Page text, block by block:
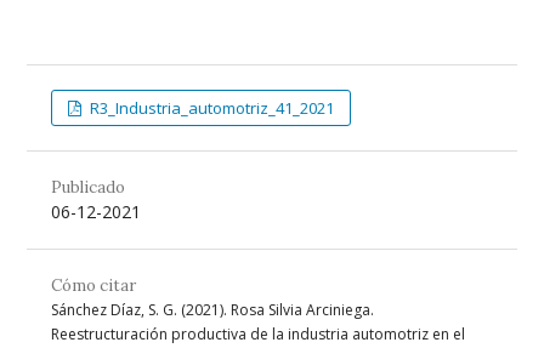
R3_Industria_automotriz_41_2021
Publicado
06-12-2021
Cómo citar
Sánchez Díaz, S. G. (2021). Rosa Silvia Arciniega.
Reestructuración productiva de la industria automotriz en el